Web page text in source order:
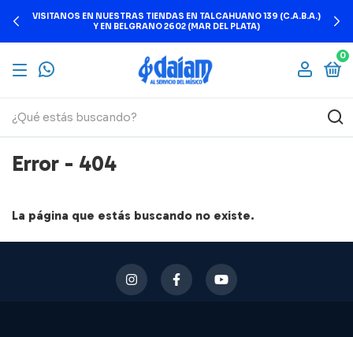
VISITANOS EN NUESTRAS TIENDAS EN TALCAHUANO 139 (C.A.B.A.)
Y EN BELGRANO 2602 (MAR DEL PLATA)
0
Error - 404
La página que estás buscando no existe.